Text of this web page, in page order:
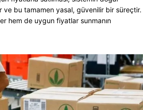
ve bu tamamen yasal, güvenilir bir süreçtir.
hem de uygun fiyatlar sunmanın